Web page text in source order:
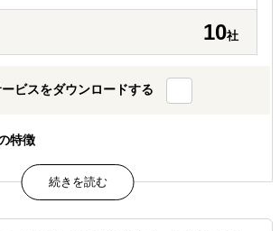
10社
ビスをダウンロードする
特徴
ポイント不要でエキスパートへインタビュ
ートの「生の声」と「熱気」があなたの会